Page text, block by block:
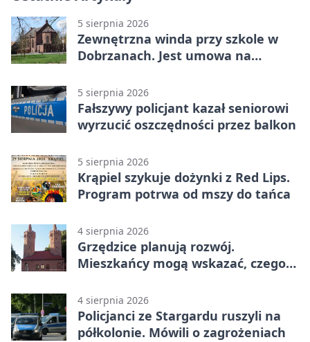
5 sierpnia 2026
Zewnętrzna winda przy szkole w
Dobrzanach. Jest umowa na
5 sierpnia 2026
Fałszywy policjant kazał seniorowi
wyrzucić oszczędności przez balkon
5 sierpnia 2026
Krąpiel szykuje dożynki z Red Lips.
Program potrwa od mszy do tańca
4 sierpnia 2026
Grzędzice planują rozwój.
Mieszkańcy mogą wskazać, czego
4 sierpnia 2026
Policjanci ze Stargardu ruszyli na
półkolonie. Mówili o zagrożeniach